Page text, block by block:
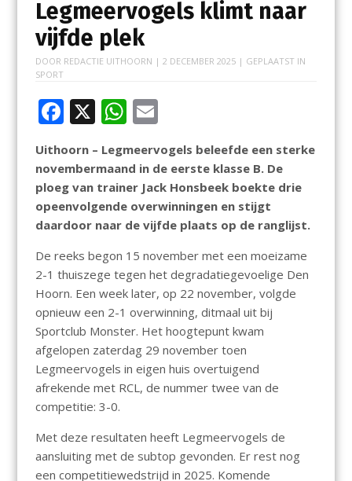
Legmeervogels klimt naar
vijfde plek
DOOR REDACTIE UITHOORN | 2 DECEMBER 2025| GEPLAATST IN
SPORT
F
e
b
o
o
k
X W
at
s
A
p
p
E
ai
l
Uithoorn – Legmeervogels beleefde een sterke
novembermaand in de eerste klasse B. De
ploeg van trainer Jack Honsbeek boekte drie
opeenvolgende overwinningen en stijgt
daardoor naar de vijfde plaats op de ranglijst.
De reeks begon 15 november met een moeizame
2-1 thuiszege tegen het degradatiegevoelige Den
Hoorn. Een week later, op 22 november, volgde
opnieuw een 2-1 overwinning, ditmaal uit bij
Sportclub Monster. Het hoogtepunt kwam
afgelopen zaterdag 29 november toen
Legmeervogels in eigen huis overtuigend
afrekende met RCL, de nummer twee van de
competitie: 3-0.
Met deze resultaten heeft Legmeervogels de
aansluiting met de subtop gevonden. Er rest nog
een competitiewedstrijd in 2025. Komende